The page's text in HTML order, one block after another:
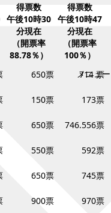
メニュー
得票数
午後10時30
分現在
（開票率
88.78％）
得票数
午後10時47
分現在
（開票率
100％）
650票
714 票
150票
173票
650票
746.556票
550票
592票
650票
745票
900票
970票